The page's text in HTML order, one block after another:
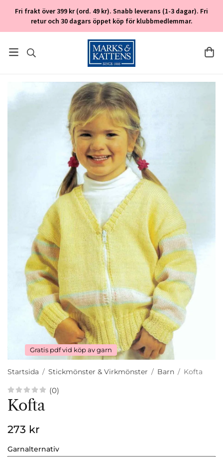
Fri frakt över 399 kr (ord. 49 kr). Snabb leverans (1-3 dagar). Fri
retur och 30 dagars öppet köp för klubbmedlemmar.
Gratis pdf vid köp av garn
Startsida / Stickmönster & Virkmönster / Barn / Kofta
(0)
Kofta
273 kr
Garnalternativ